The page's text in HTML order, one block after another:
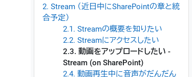
2. Stream （近日中にSharePointの章と統
合予定）
2.1. Streamの概要を知りたい
2.2. Streamにアクセスしたい
2.3. 動画をアップロードしたい -
Stream (on SharePoint)
2.4. 動画再生中に音声がだんだん